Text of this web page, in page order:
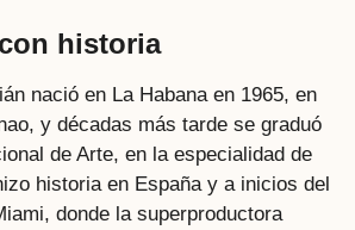
historia
nació en La Habana en 1965, en
y décadas más tarde se graduó
de Arte, en la especialidad de
historia en España y a inicios del
donde la superproductora